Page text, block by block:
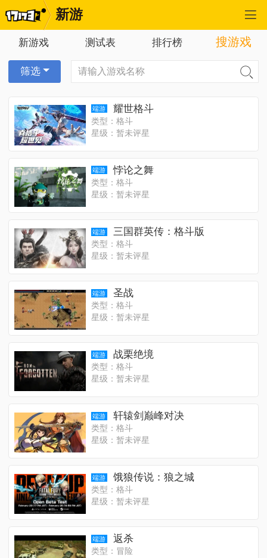
新游
新游戏 测试表 排行榜 搜游戏
筛选
端游 耀世格斗
类型：格斗
星级：暂未评星
端游 悖论之舞
类型：格斗
星级：暂未评星
端游 三国群英传：格斗版
类型：格斗
星级：暂未评星
端游 圣战
类型：格斗
星级：暂未评星
端游 战栗绝境
类型：格斗
星级：暂未评星
端游 轩辕剑巅峰对决
类型：格斗
星级：暂未评星
端游 饿狼传说：狼之城
类型：格斗
星级：暂未评星
端游 返杀
类型：冒险